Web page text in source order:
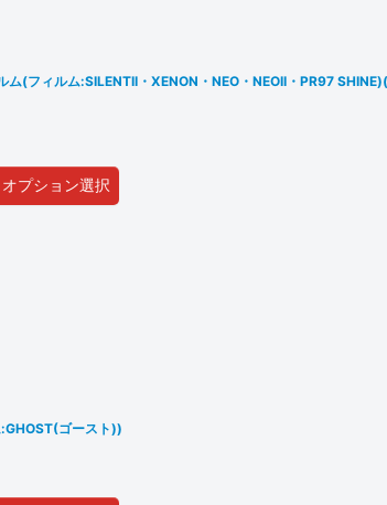
ム(フィルム:SILENTII・XENON・NEO・NEOII・PR97
オプション選択
ゴースト))